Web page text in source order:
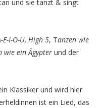
und sie tanzt & singt
E-I-O-U, High 5, Tanzen wie
wie ein Ägypter und der
Klassiker und wird hier
ist ein Lied, das